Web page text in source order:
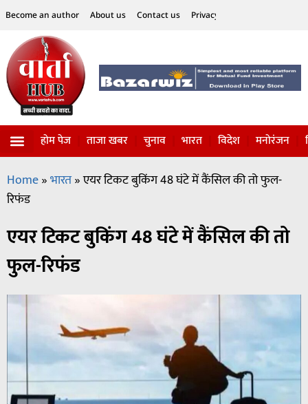
Become an author About us Contact us Privacy Policy
होम पेज ताजा खबर चुनाव भारत विदेश मनोरंजन
Home»भारत»एयर टिकट बुकिंग 48 घंटे में कैंसिल की तो फुल-
रिफंड
एयर टिकट बुकिंग 48 घंटे में कैंसिल की तो
फुल-रिफंड